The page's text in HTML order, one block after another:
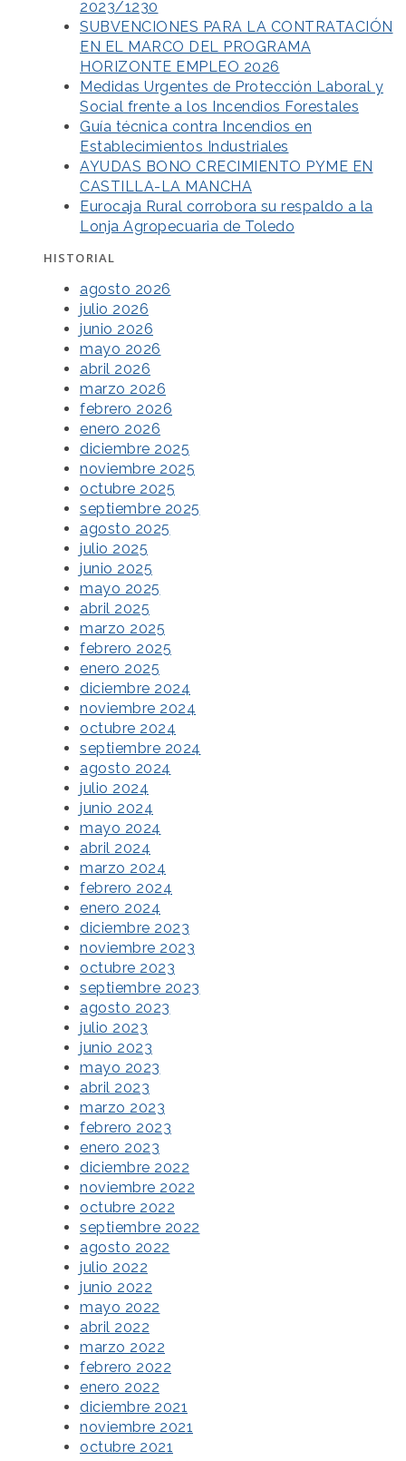
2023/1230
SUBVENCIONES PARA LA CONTRATACIÓN
EN EL MARCO DEL PROGRAMA
HORIZONTE EMPLEO 2026
Medidas Urgentes de Protección Laboral y
Social frente a los Incendios Forestales
Guía técnica contra Incendios en
Establecimientos Industriales
AYUDAS BONO CRECIMIENTO PYME EN
CASTILLA-LA MANCHA
Eurocaja Rural corrobora su respaldo a la
Lonja Agropecuaria de Toledo
HISTORIAL
agosto 2026
julio 2026
junio 2026
mayo 2026
abril 2026
marzo 2026
febrero 2026
enero 2026
diciembre 2025
noviembre 2025
octubre 2025
septiembre 2025
agosto 2025
julio 2025
junio 2025
mayo 2025
abril 2025
marzo 2025
febrero 2025
enero 2025
diciembre 2024
noviembre 2024
octubre 2024
septiembre 2024
agosto 2024
julio 2024
junio 2024
mayo 2024
abril 2024
marzo 2024
febrero 2024
enero 2024
diciembre 2023
noviembre 2023
octubre 2023
septiembre 2023
agosto 2023
julio 2023
junio 2023
mayo 2023
abril 2023
marzo 2023
febrero 2023
enero 2023
diciembre 2022
noviembre 2022
octubre 2022
septiembre 2022
agosto 2022
julio 2022
junio 2022
mayo 2022
abril 2022
marzo 2022
febrero 2022
enero 2022
diciembre 2021
noviembre 2021
octubre 2021